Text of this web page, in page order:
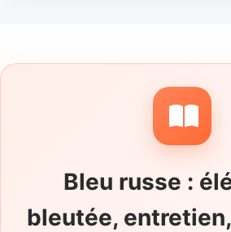
françaises utilisent
Bleu Russe ou hésitent
qui rend le vécu du chat
l'étiquette. Son
l'extérieur et les soins déjà
être expliqués sans zones
de détail permet de
Bleu russe :
bleutée,